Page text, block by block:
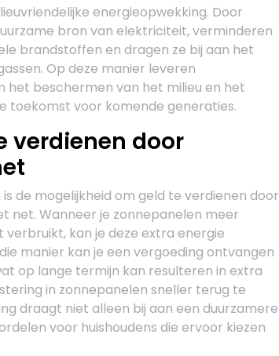
energieopwekking. Door
bron van elektriciteit, verminderen
brandstoffen en dragen ze bij aan het
Op deze manier leveren
het beschermen van het milieu en het
toekomst voor komende generaties.
verdienen door
de mogelijkheid om geld te verdienen door
net. Wanneer je zonnepanelen meer
kan je deze extra energie
manier kan je een vergoeding ontvangen
op lange termijn kan resulteren in extra
in zonnepanelen sneller terug te
draagt niet alleen bij aan een duurzamere
voor huishoudens die ervoor kiezen